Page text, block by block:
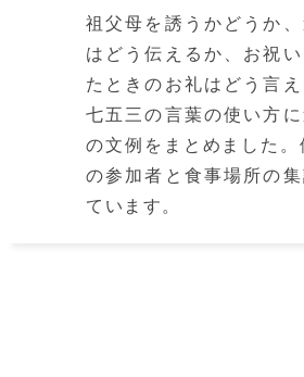
祖父母を誘うかどうか
はどう伝えるか、お祝
たときのお礼はどう言え
七五三の言葉の使い方に
の文例をまとめました。
の参加者と食事場所の
ています。